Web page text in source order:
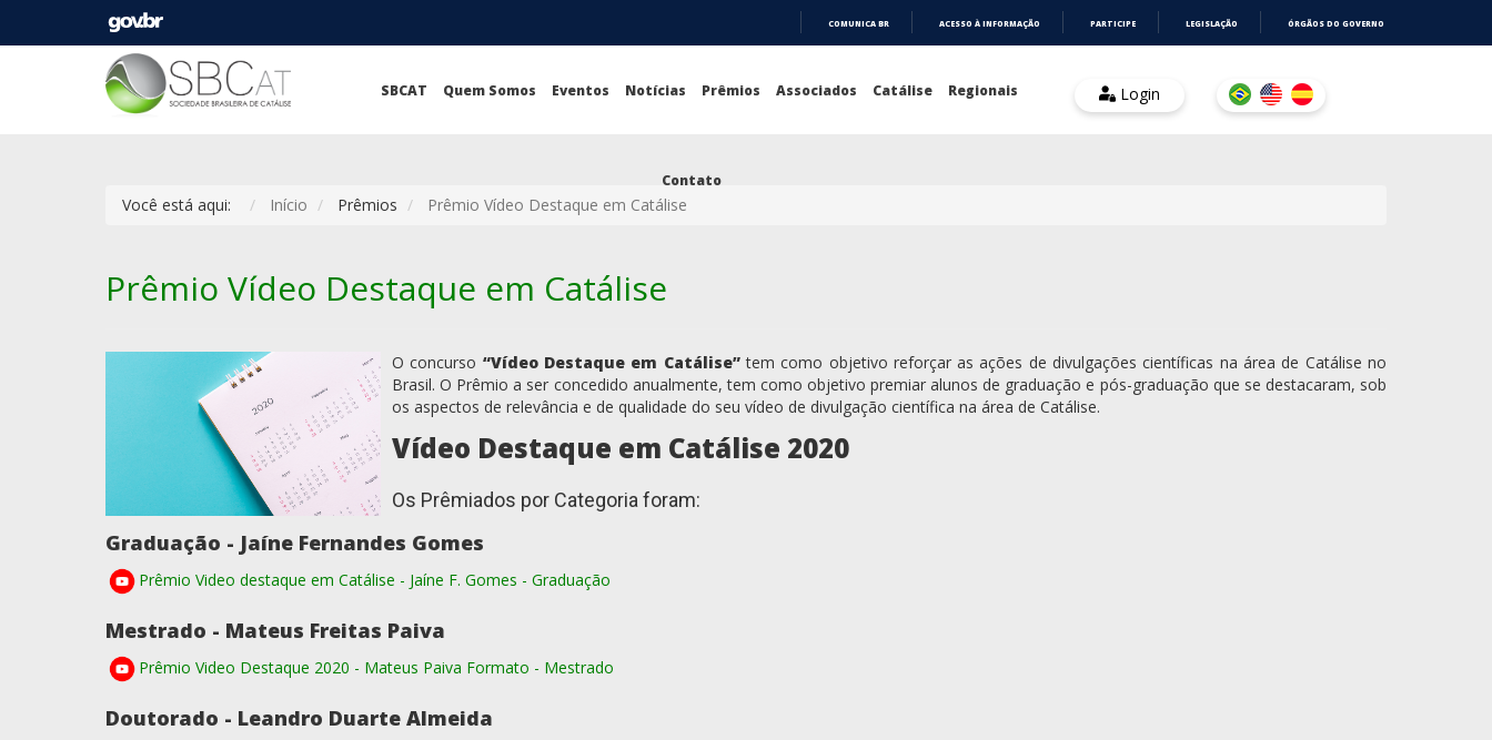
COMUNICA BR ACESSO À INFORMAÇÃO PARTICIPE LEGISLAÇÃO ÓRGÃOS DO GOVERNO
SBCAT Quem Somos Eventos Notícias Prêmios Associados Catálise Regionais
Contato
Login
Você está aqui: Início Prêmios Prêmio Vídeo Destaque em Catálise
Prêmio Vídeo Destaque em Catálise
O concurso “Vídeo Destaque em Catálise”tem como objetivo reforçar as ações de divulgações científicas na área de Catálise no
Brasil. O Prêmio a ser concedido anualmente, tem como objetivo premiar alunos de graduação e pós-graduação que se destacaram, sob
os aspectos de relevância e de qualidade do seu vídeo de divulgação científica na área de Catálise.
Vídeo Destaque em Catálise 2020
Os Prêmiados por Categoria foram:
Graduação - Jaíne Fernandes Gomes
Prêmio Video destaque em Catálise - Jaíne F. Gomes - Graduação
Mestrado - Mateus Freitas Paiva
Prêmio Video Destaque 2020 - Mateus Paiva Formato - Mestrado
Doutorado - Leandro Duarte Almeida